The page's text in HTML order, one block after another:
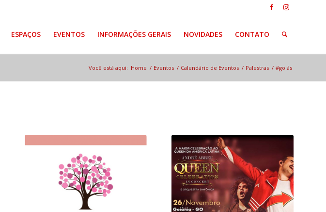
ESPAÇOS EVENTOS INFORMAÇÕES GERAIS NOVIDADES CONTATO
Você está aqui: Home / Eventos / Calendário de Eventos / Palestras / #goiás